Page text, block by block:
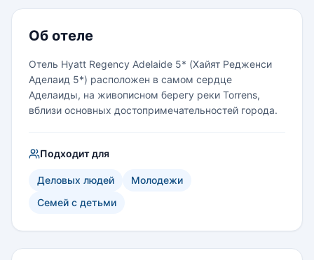
Об отеле
Отель Hyatt Regency Adelaide 5* (Хайят Редженси
Аделаид 5*) расположен в самом сердце
Аделаиды, на живописном берегу реки Torrens,
вблизи основных достопримечательностей города.
Подходит для
Деловых людей
Молодежи
Семей с детьми